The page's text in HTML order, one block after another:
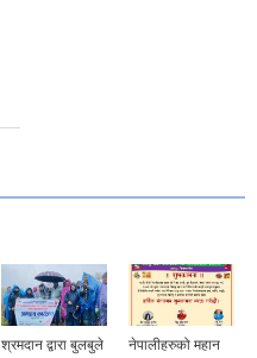
श्रमदान द्वारा बुलबुले
नेपालीहरुको महान